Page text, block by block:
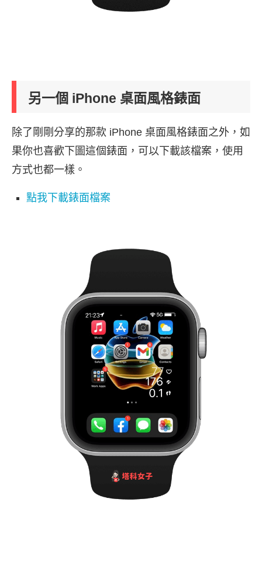
另一個 iPhone 桌面風格錶面
除了剛剛分享的那款 iPhone 桌面風格錶面之外，如
果你也喜歡下圖這個錶面，可以下載該檔案，使用
方式也都一樣。
點我下載錶面檔案